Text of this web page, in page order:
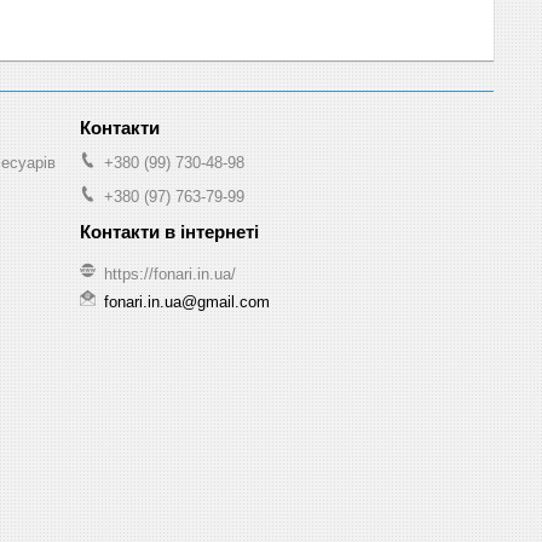
+380 (99) 730-48-98
+380 (97) 763-79-99
https://fonari.in.ua/
fonari.in.ua@gmail.com